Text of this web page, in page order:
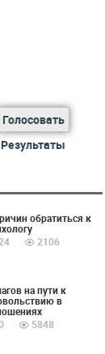
Голосовать
Результаты
обратиться к
2106
на пути к
в
5848